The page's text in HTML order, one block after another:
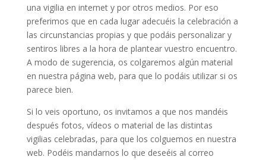
una vigilia en internet y por otros medios. Por eso
preferimos que en cada lugar adecuéis la celebración a
las circunstancias propias y que podáis personalizar y
sentiros libres a la hora de plantear vuestro encuentro.
A modo de sugerencia, os colgaremos algún material
en nuestra página web, para que lo podáis utilizar si os
parece bien.
Si lo veis oportuno, os invitamos a que nos mandéis
después fotos, vídeos o material de las distintas
vigilias celebradas, para que los colguemos en nuestra
web. Podéis mandarnos lo que deseéis al correo